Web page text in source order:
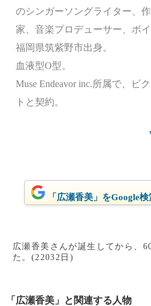
のシンガーソングライター、
家、音楽プロデューサー、ボイ
福岡県筑紫野市出身。
血液型O型。
Muse Endeavor inc.所属で、ビ
トと契約。
「広瀬香美」をGoogle検
広瀬香美さんが誕生してから、
た。(22032日)
「広瀬香美」と関連する人物